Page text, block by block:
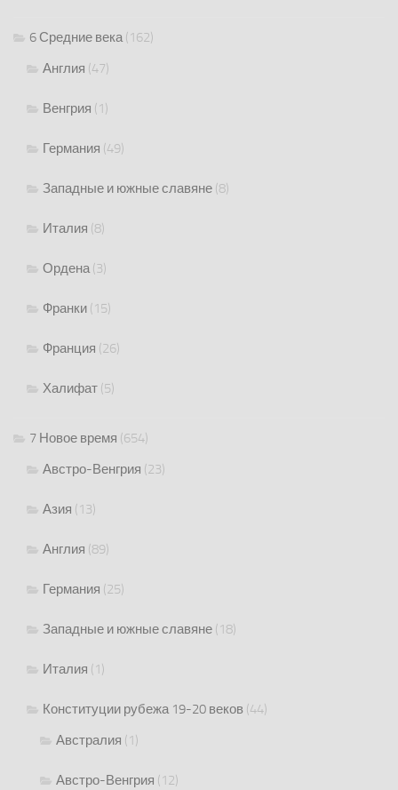
6 Средние века(162)
Англия (47)
Венгрия (1)
Германия (49)
Западные и южные славяне (8)
Италия (8)
Ордена(3)
Франки (15)
Франция (26)
Халифат (5)
7 Новое время (654)
Австро-Венгрия (23)
Азия (13)
Англия (89)
Германия (25)
Западные и южные славяне (18)
Италия (1)
Конституции рубежа 19-20 веков (44)
Австралия (1)
Австро-Венгрия (12)